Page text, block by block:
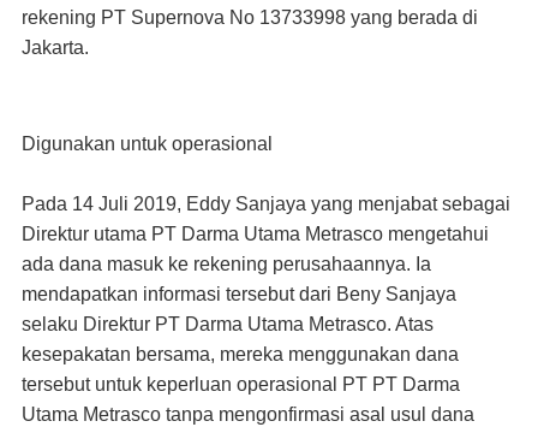
rekening PT Supernova No 13733998 yang berada di
Jakarta.
Digunakan untuk operasional
Pada 14 Juli 2019, Eddy Sanjaya yang menjabat sebagai
Direktur utama PT Darma Utama Metrasco mengetahui
ada dana masuk ke rekening perusahaannya. Ia
mendapatkan informasi tersebut dari Beny Sanjaya
selaku Direktur PT Darma Utama Metrasco. Atas
kesepakatan bersama, mereka menggunakan dana
tersebut untuk keperluan operasional PT PT Darma
Utama Metrasco tanpa mengonfirmasi asal usul dana